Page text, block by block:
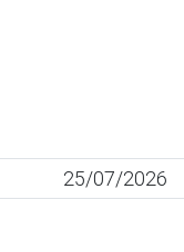
25/07/2026